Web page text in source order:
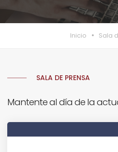
Inicio Sala
SALA DE PRENSA
Mantente al día de la